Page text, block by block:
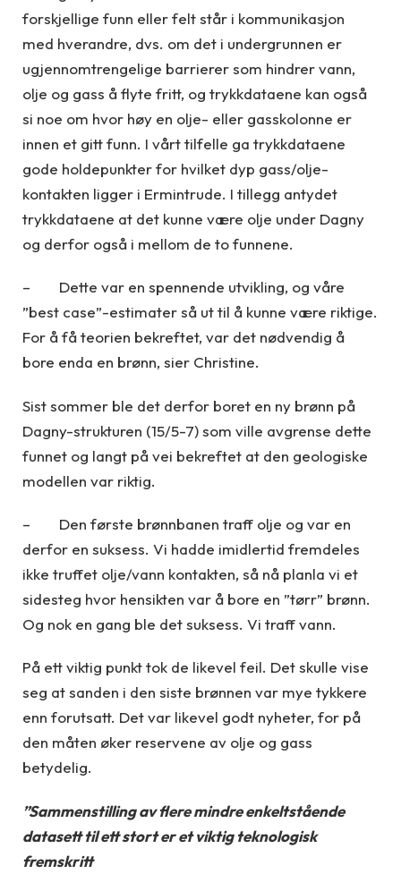
forskjellige funn eller felt står i kommunikasjon
med hverandre, dvs. om det i undergrunnen er
ugjennomtrengelige barrierer som hindrer vann,
olje og gass å flyte fritt, og trykkdataene kan også
si noe om hvor høy en olje- eller gasskolonne er
innen et gitt funn. I vårt tilfelle ga trykkdataene
gode holdepunkter for hvilket dyp gass/olje-
kontakten ligger i Ermintrude. I tillegg antydet
trykkdataene at det kunne være olje under Dagny
og derfor også i mellom de to funnene.
– Dette var en spennende utvikling, og våre
”best case”-estimater så ut til å kunne være riktige.
For å få teorien bekreftet, var det nødvendig å
bore enda en brønn, sier Christine.
Sist sommer ble det derfor boret en ny brønn på
Dagny-strukturen (15/5-7) som ville avgrense dette
funnet og langt på vei bekreftet at den geologiske
modellen var riktig.
– Den første brønnbanen traff olje og var en
derfor en suksess. Vi hadde imidlertid fremdeles
ikke truffet olje/vann kontakten, så nå planla vi et
sidesteg hvor hensikten var å bore en ”tørr” brønn.
Og nok en gang ble det suksess. Vi traff vann.
På ett viktig punkt tok de likevel feil. Det skulle vise
seg at sanden i den siste brønnen var mye tykkere
enn forutsatt. Det var likevel godt nyheter, for på
den måten øker reservene av olje og gass
betydelig.
”Sammenstilling av flere mindre enkeltstående
datasett til ett stort er et viktig teknologisk
fremskritt